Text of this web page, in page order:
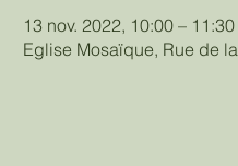
13 nov. 2022, 10:00 –
Eglise Mosaïque, Rue de